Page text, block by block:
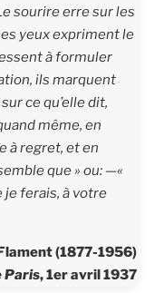
sourire erre sur les
yeux expriment le
à formuler
ils marquent
ce qu’elle dit,
même, en
à regret, et en
que » ou: —«
je ferais, à votre
(1877-1956)
Paris, 1er avril 1937